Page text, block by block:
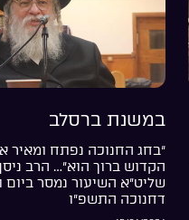
במשנת ברסלב
“בחג החנוכה נפתח ומאיר
הקדוש ברוך הוא”… הרב
שליט”א השיעור נמסר ביום
דחנוכה התשפ”ו